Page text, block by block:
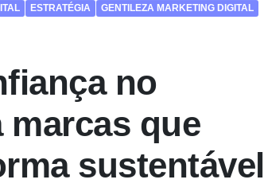
ESTRATÉGIA
GENTILEZA MARKETING DIGITAL
no
que
sustentável